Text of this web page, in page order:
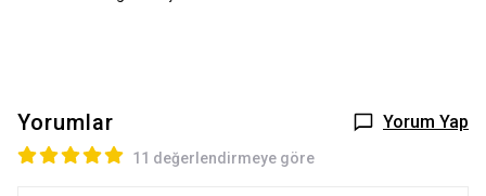
Yorumlar Yorum Yap
11 değerlendirmeye göre